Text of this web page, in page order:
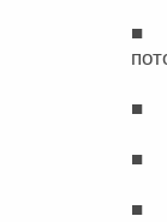
■
■
■
■